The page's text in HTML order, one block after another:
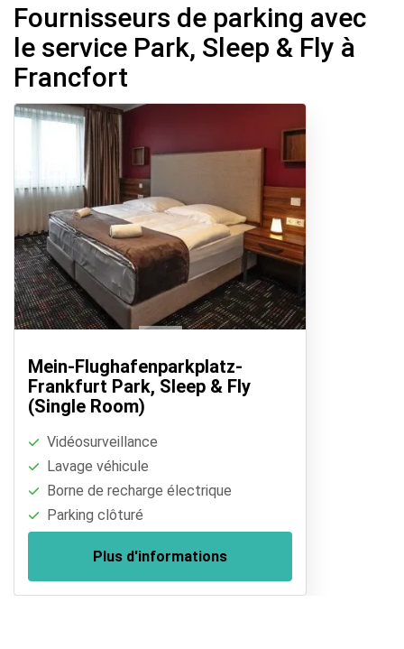
Fournisseurs de parking avec
le service Park, Sleep & Fly à
Francfort
Mein-Flughafenparkplatz-
Frankfurt Park, Sleep & Fly
(Single Room)
Vidéosurveillance
Lavage véhicule
Borne de recharge électrique
Parking clôturé
Plus d'informations